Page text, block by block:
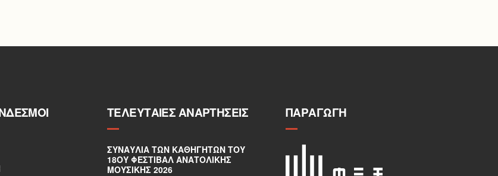
ΤΕΛΕΥΤΑΊΕΣ ΑΝΑΡΤΉΣΕΙΣ
ΣΥΝΑΥΛΊΑ ΤΩΝ ΚΑΘΗΓΗΤΏΝ ΤΟΥ
18ΟΥ ΦΕΣΤΙΒΆΛ ΑΝΑΤΟΛΙΚΉΣ
ΜΟΥΣΙΚΉΣ 2026
ΠΑΡΑΓΩΓΉ